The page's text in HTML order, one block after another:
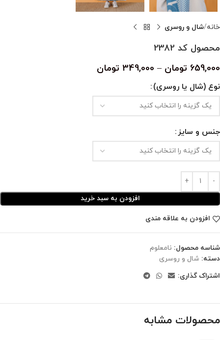
خانه شال و روسری
محصول کد 2382
659,000 تومان –
349,000 تومان
نوع (شال یا روسری)
جنس و سایز
افزودن به سبد خرید
افزودن به علاقه مندی
شناسه محصول: نامعلوم
دسته: شال و روسری
اشتراک گذاری:
محصولات مشابه